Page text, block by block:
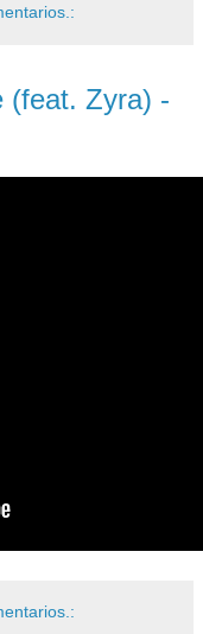
(feat. Zyra) -